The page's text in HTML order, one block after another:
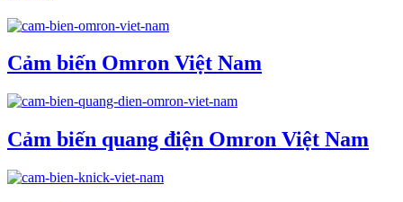
Cảm biến Omron Việt Nam
Cảm biến quang điện Omron Việt Nam